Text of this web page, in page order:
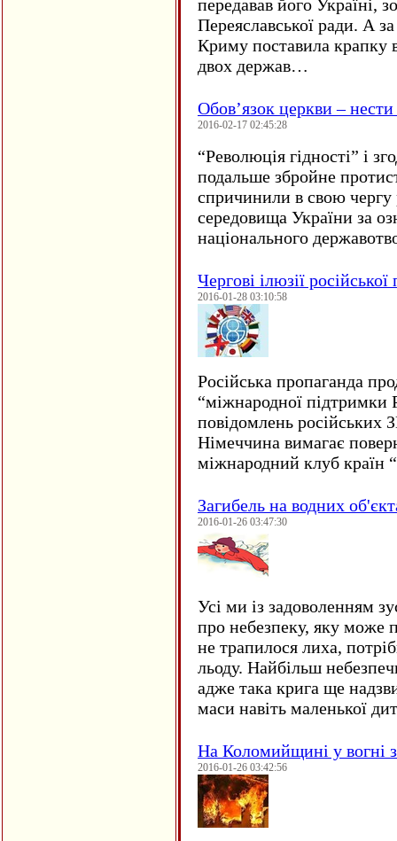
передавав його Україні,
Переяславської ради. А
Криму поставила крапку
двох держав…
Обов’язок церкви –
2016-02-17 02:45:28
“Революція гідності” і
подальше збройне
спричинили в свою чергу
середовища України за
національного
Чергові ілюзії
2016-01-28 03:10:58
Російська пропаганда
“міжнародної підтримки
повідомлень російських
Німеччина вимагає
міжнародний клуб країн
Загибель на водних
2016-01-26 03:47:30
Усі ми із задоволенням
про небезпеку, яку може
не трапилося лиха,
льоду. Найбільш
адже така крига ще
маси навіть маленької
На Коломийщині у вогні
2016-01-26 03:42:56